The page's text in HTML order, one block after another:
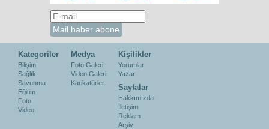
Kategoriler
Bilişim
Sağlık
Savunma
Eğitim
Foto
Video
Medya
Foto Galeri
Video Galeri
Karikatürler
Kişilikler
Yorumlar
Yazar
Sayfalar
Hakkımızda
İletişim
Reklam
Arşiv